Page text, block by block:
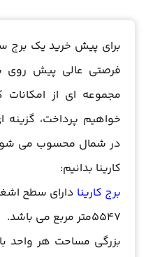
برای پیش خرید یک
فرصتی عالی پیش روی
مجموعه ای از
خواهیم پرداخت، گزینه
در شمال محسوب می شود.
کارینا بدانیم:
برج کارینا
5547متر مربع می باشد.